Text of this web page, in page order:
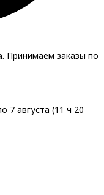
. Принимаем заказы по
7 августа (11 ч 20